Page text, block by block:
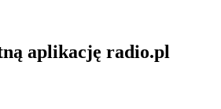
aplikację radio.pl